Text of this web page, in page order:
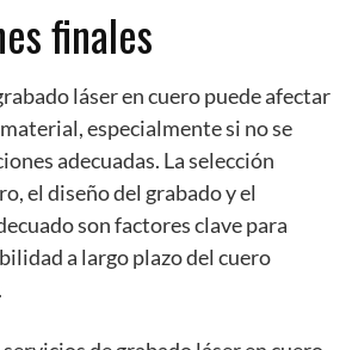
finales
láser en cuero puede afectar
especialmente si no se
adecuadas. La selección
el diseño del grabado y el
son factores clave para
a largo plazo del cuero